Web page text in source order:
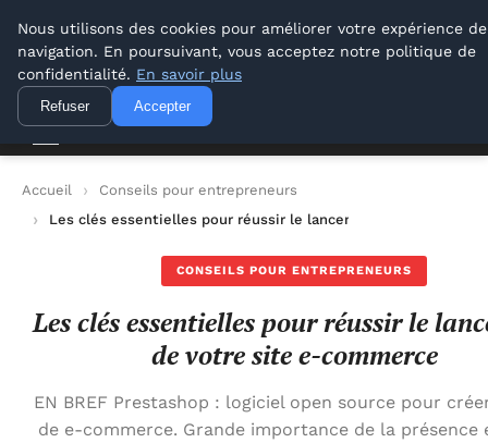
Lyon Photos
Lyon Photos
Accueil
Conseils pour entrepreneurs
Les clés essentielles pour réussir le lancement de votre site
CONSEILS POUR ENTREPRENEURS
Les clés essentielles pour réussir le
de votre site e-commerce
EN BREF Prestashop : logiciel open source pour
de e-commerce. Grande importance de la présence
Nous utilisons des cookies pour améliorer votre expérience de
navigation. En poursuivant, vous acceptez notre politique de
confidentialité. En savoir plus
Refuser Accepter